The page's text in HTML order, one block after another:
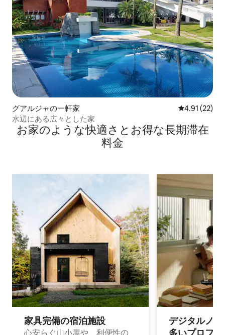
グアルジャの一軒家 レビュー22
4.91 (22)
水辺にある広々とした家
お家のような快⁠適⁠さ⁠とお⁠得⁠な長⁠期⁠滞⁠在
料⁠金
家具完備の宿⁠泊⁠施⁠設
心安らぐ山小屋や、利便性の
デジタルノ